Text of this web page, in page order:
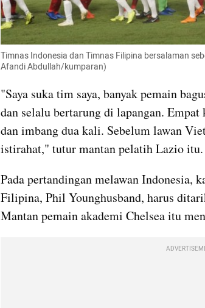
Timnas Indonesia dan Timnas Filipina bersalaman
Afandi Abdullah/kumparan)
"Saya suka tim saya, banyak pemain
dan selalu bertarung di lapangan.
dan imbang dua kali. Sebelum lawan
istirahat," tutur mantan pelatih Lazio itu.
Pada pertandingan melawan Indonesia,
Filipina, Phil Younghusband, harus
Mantan pemain akademi Chelsea itu